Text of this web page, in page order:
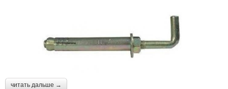
читать дальше →